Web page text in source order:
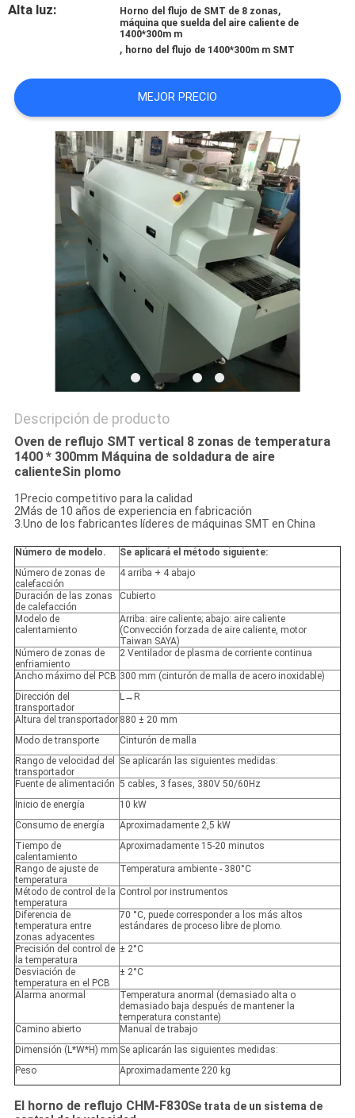
NOTICIAS
SHOPPING
ON
LINE
MAPA
SITIO
POLÍTICA
PRIVACIDAD
Alta luz:
Horno del flujo de SMT de 8 zonas,
máquina que suelda del aire caliente de
1400*300m m
, horno del flujo de 1400*300m m SMT
MEJOR PRECIO
Descripción de producto
Oven de reflujo SMT vertical 8 zonas de temperatura
1400 * 300mm Máquina de soldadura de aire
calienteSin plomo
1Precio competitivo para la calidad
2Más de 10 años de experiencia en fabricación
3.Uno de los fabricantes líderes de máquinas SMT en China
Número de modelo.
Se aplicará el método siguiente:
Número de zonas de
calefacción
4 arriba + 4 abajo
Duración de las zonas
de calefacción
Cubierto
Modelo de
calentamiento
Arriba: aire caliente; abajo: aire caliente
(Convección forzada de aire caliente, motor
Taiwan SAYA)
Número de zonas de
enfriamiento
2 Ventilador de plasma de corriente continua
Ancho máximo del PCB 300 mm (cinturón de malla de acero inoxidable)
Dirección del
transportador
L→R
Altura del transportador 880 ± 20 mm
Modo de transporte
Cinturón de malla
Rango de velocidad del
transportador
Se aplicarán las siguientes medidas:
Fuente de alimentación 5 cables, 3 fases, 380V 50/60Hz
Inicio de energía
10 kW
Consumo de energía
Aproximadamente 2,5 kW
Tiempo de
calentamiento
Aproximadamente 15-20 minutos
Rango de ajuste de
temperatura
Temperatura ambiente - 380°C
Método de control de la
temperatura
Control por instrumentos
Diferencia de
temperatura entre
zonas adyacentes
70 °C, puede corresponder a los más altos
estándares de proceso libre de plomo.
Precisión del control de
la temperatura
± 2°C
Desviación de
temperatura en el PCB
± 2°C
Alarma anormal
Temperatura anormal (demasiado alta o
demasiado baja después de mantener la
temperatura constante)
Camino abierto
Manual de trabajo
Dimensión (L*W*H) mm Se aplicarán las siguientes medidas:
Peso
Aproximadamente 220 kg
El horno de reflujo CHM-F830Se trata de un sistema de